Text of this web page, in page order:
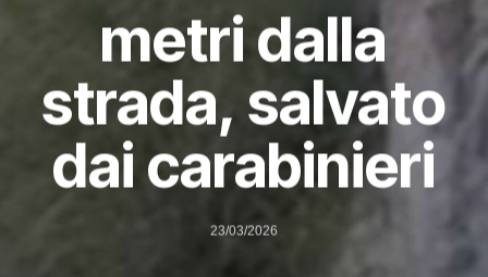
metri dalla
strada, salvato
dai carabinieri
23/03/2026